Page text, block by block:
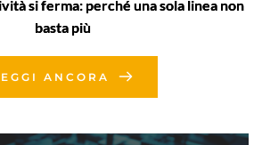
si ferma: perché una sola linea non
basta più
ANCORA